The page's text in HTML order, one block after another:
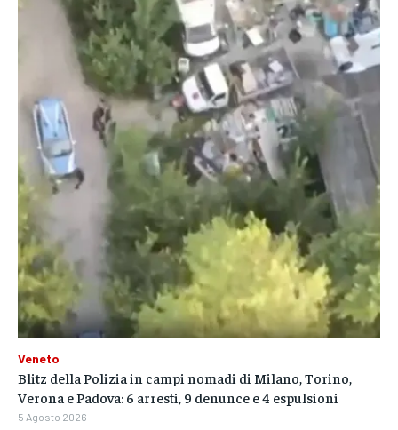
Veneto
Blitz della Polizia in campi nomadi di Milano, Torino,
Verona e Padova: 6 arresti, 9 denunce e 4 espulsioni
5 Agosto 2026